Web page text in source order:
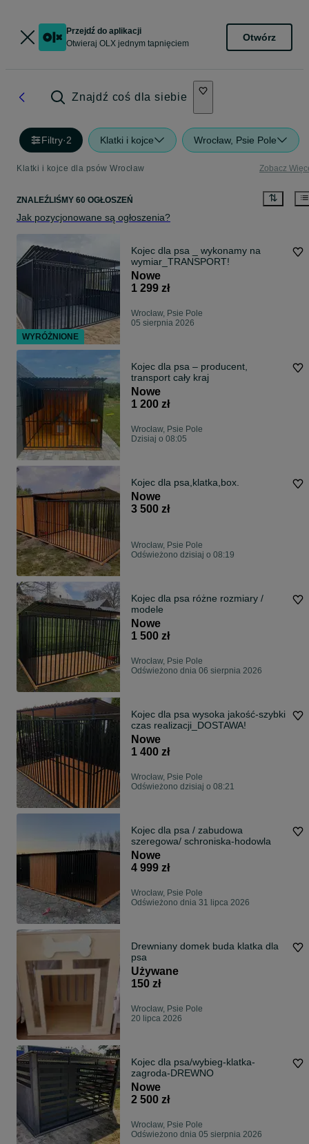
Przejdź do aplikacji
Otwieraj OLX jednym tapnięciem
Otwórz
Znajdź coś dla siebie
Filtry·2 Klatki i kojce Wrocław, Psie Pole
Klatki i kojce dla psów Wrocław Zobacz
ZNALEŹLIŚMY 60 OGŁOSZEŃ
Jak pozycjonowane są ogłoszenia?
Kojec dla psa _ wykonamy na
wymiar_TRANSPORT!
Nowe
1 299 zł
Wrocław, Psie Pole
05 sierpnia 2026
Kojec dla psa – producent,
transport cały kraj
Nowe
1 200 zł
Wrocław, Psie Pole
Dzisiaj o 08:05
Kojec dla psa,klatka,box.
Nowe
3 500 zł
Wrocław, Psie Pole
Odświeżono dzisiaj o 08:19
Kojec dla psa różne rozmiary /
modele
Nowe
1 500 zł
Wrocław, Psie Pole
Odświeżono dnia 06 sierpnia 2026
Kojec dla psa wysoka jakość-szybki
czas realizacji_DOSTAWA!
Nowe
1 400 zł
Wrocław, Psie Pole
Odświeżono dzisiaj o 08:21
Kojec dla psa / zabudowa
szeregowa/ schroniska-hodowla
Nowe
4 999 zł
Wrocław, Psie Pole
Odświeżono dnia 31 lipca 2026
Drewniany domek buda klatka dla
psa
Używane
150 zł
Wrocław, Psie Pole
20 lipca 2026
Kojec dla psa/wybieg-klatka-
zagroda-DREWNO
Nowe
2 500 zł
Wrocław, Psie Pole
Odświeżono dnia 05 sierpnia 2026
WYRÓŻNIONE